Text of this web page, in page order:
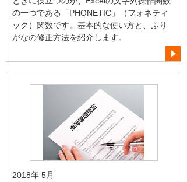
の一つである「PHONETIC」（フォネティ
ック）関数です。基本的な使い方と、ふり
がなの修正方法を紹介します。
2018年 5月